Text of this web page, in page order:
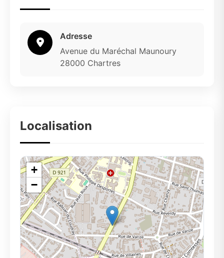
Adresse
Avenue du Maréchal Maunoury
28000 Chartres
Localisation
+
−